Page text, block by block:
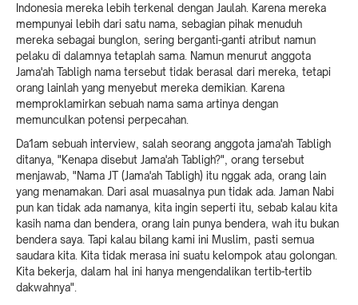
Indonesia mereka lebih terkenal dengan Jaulah. Karena mereka
mempunyai lebih dari satu nama, sebagian pihak menuduh
mereka sebagai bunglon, sering berganti-ganti atribut namun
pelaku di dalamnya tetaplah sama. Namun menurut anggota
Jama'ah Tabligh nama tersebut tidak berasal dari mereka, tetapi
orang lainlah yang menyebut mereka demikian. Karena
memproklamirkan sebuah nama sama artinya dengan
memunculkan potensi perpecahan.
Da1am sebuah interview, salah seorang anggota jama'ah Tabligh
ditanya, "Kenapa disebut Jama'ah Tabligh?", orang tersebut
menjawab, "Nama JT (Jama'ah Tabligh) itu nggak ada, orang lain
yang menamakan. Dari asal muasalnya pun tidak ada. Jaman Nabi
pun kan tidak ada namanya, kita ingin seperti itu, sebab kalau kita
kasih nama dan bendera, orang lain punya bendera, wah itu bukan
bendera saya. Tapi kalau bilang kami ini Muslim, pasti semua
saudara kita. Kita tidak merasa ini suatu kelompok atau golongan.
Kita bekerja, dalam hal ini hanya mengendalikan tertib-tertib
dakwahnya".